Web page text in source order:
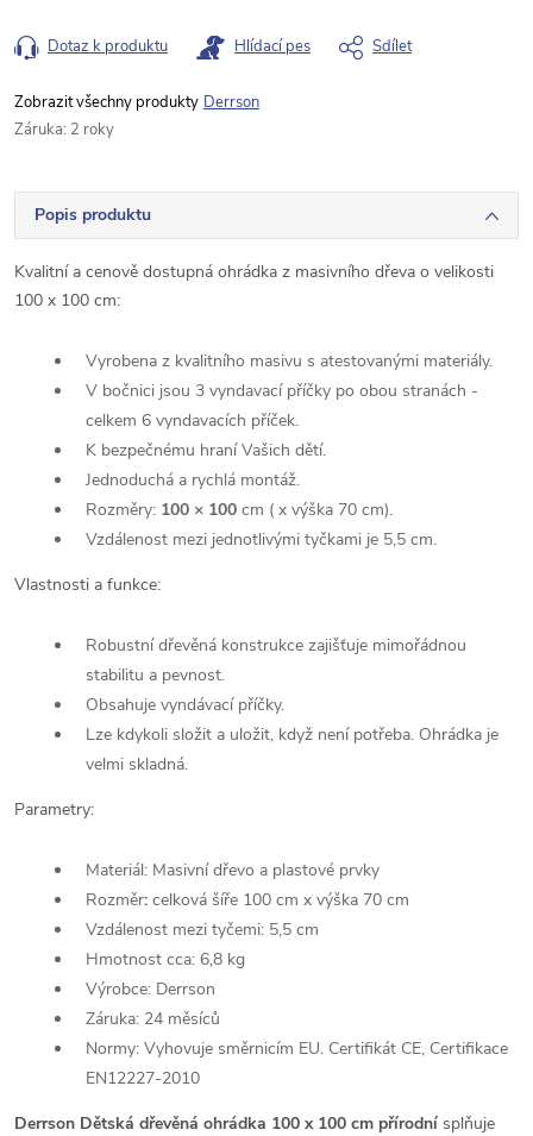
Dotaz k produktu Hlídací pes Sdílet
Derrson
Záruka: 2 roky
Popis produktu
Kvalitní a cenově dostupná ohrádka z masivního dřeva o velikosti
100 x 100 cm:
Vyrobena z kvalitního masivu s atestovanými materiály.
V bočnici jsou 3 vyndavací příčky po obou stranách -
celkem 6 vyndavacích příček.
K bezpečnému hraní Vašich dětí.
Jednoduchá a rychlá montáž.
Rozměry: 100 × 100 cm ( x výška 70 cm).
Vzdálenost mezi jednotlivými tyčkami je 5,5 cm.
Vlastnosti a funkce:
Robustní dřevěná konstrukce zajišťuje mimořádnou
stabilitu a pevnost.
Obsahuje vyndávací příčky.
Lze kdykoli složit a uložit, když není potřeba. Ohrádka je
velmi skladná.
Parametry:
Materiál: Masivní dřevo a plastové prvky
Rozměr: celková šíře 100 cm x výška 70 cm
Vzdálenost mezi tyčemi: 5,5 cm
Hmotnost cca: 6,8 kg
Výrobce: Derrson
Záruka: 24 měsíců
Normy: Vyhovuje směrnicím EU. Certifikát CE, Certifikace
EN12227-2010
Derrson Dětská dřevěná ohrádka 100 x 100 cm přírodní splňuje